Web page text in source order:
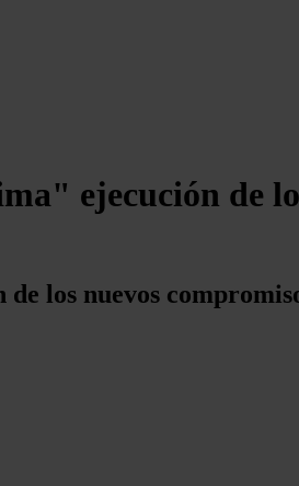
ejecución de
los nuevos